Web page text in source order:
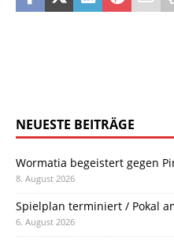
NEUESTE BEITRÄGE
Wormatia begeistert gegen
8. August 2026
Spielplan terminiert / Pokal
6. August 2026